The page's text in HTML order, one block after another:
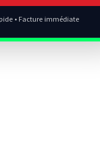
• Facture immédiate